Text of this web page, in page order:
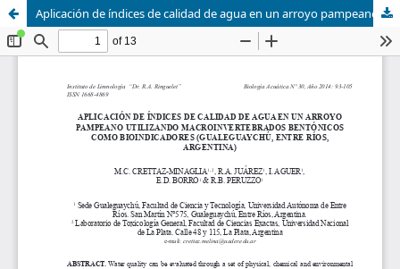
Aplicación de índices de calidad de agua en un arroyo pampeano utilizando macroinvertebrados bentónicos como bioindicadores (Gualeguaychú, Entre Ríos, Argentina)